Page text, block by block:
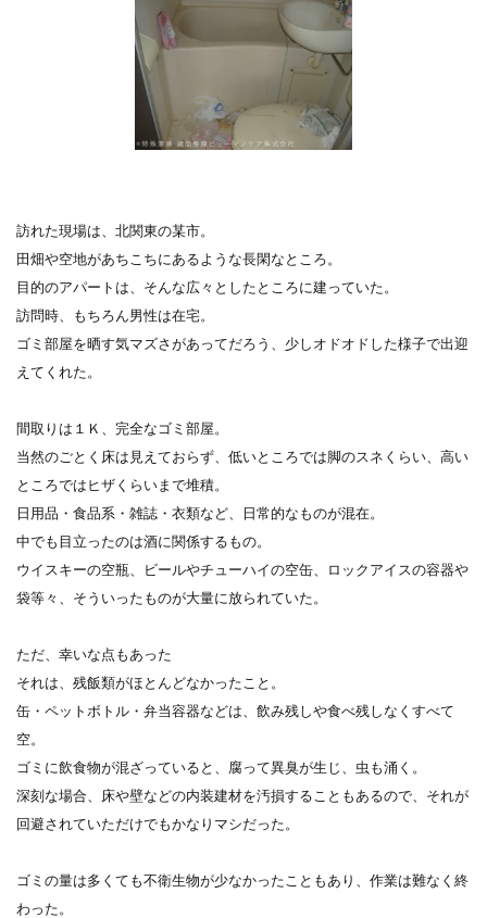
訪れた現場は、北関東の某市。
田畑や空地があちこちにあるような長閑なところ。
目的のアパートは、そんな広々としたところに建っていた。
訪問時、もちろん男性は在宅。
ゴミ部屋を晒す気マズさがあってだろう、少しオドオドした様子で出迎
えてくれた。
間取りは１Ｋ、完全なゴミ部屋。
当然のごとく床は見えておらず、低いところでは脚のスネくらい、高い
ところではヒザくらいまで堆積。
日用品・食品系・雑誌・衣類など、日常的なものが混在。
中でも目立ったのは酒に関係するもの。
ウイスキーの空瓶、ビールやチューハイの空缶、ロックアイスの容器や
袋等々、そういったものが大量に放られていた。
ただ、幸いな点もあった
それは、残飯類がほとんどなかったこと。
缶・ペットボトル・弁当容器などは、飲み残しや食べ残しなくすべて
空。
ゴミに飲食物が混ざっていると、腐って異臭が生じ、虫も涌く。
深刻な場合、床や壁などの内装建材を汚損することもあるので、それが
回避されていただけでもかなりマシだった。
ゴミの量は多くても不衛生物が少なかったこともあり、作業は難なく終
わった。